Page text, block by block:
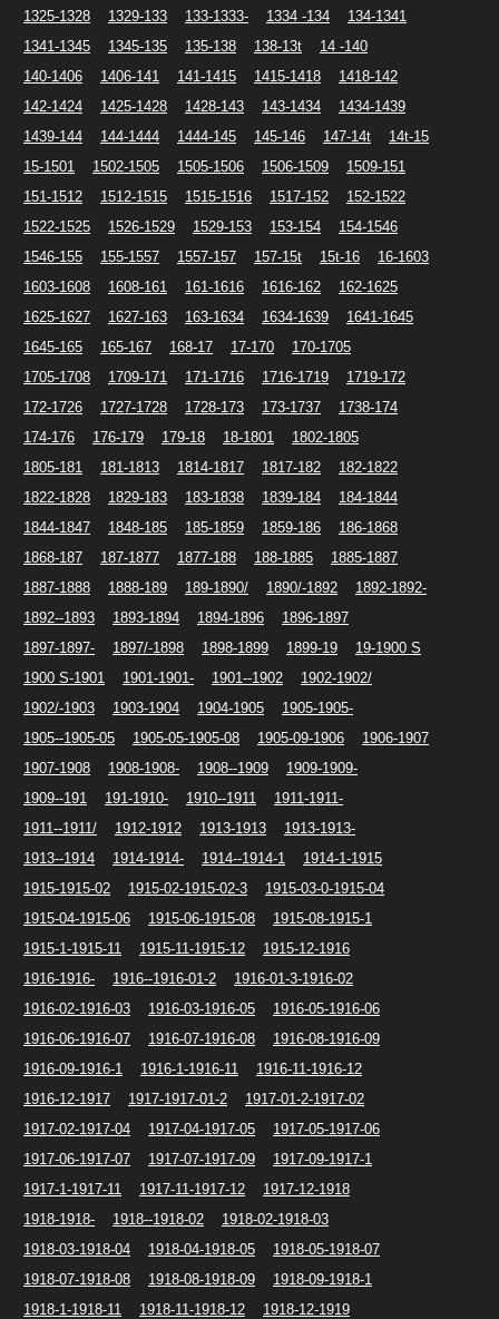
1325-1328
1329-133 133-1333- 1334 -134
134-1341
1341-1345
1345-135 135-138 138-13t
14 -140
140-1406
1406-141 141-1415 1415-1418
1418-142
142-1424
1425-1428 1428-143 143-1434
1434-1439
1439-144
144-1444 1444-145 145-146 147-14t
14t-15
15-1501
1502-1505 1505-1506 1506-1509
1509-151
151-1512
1512-1515 1515-1516 1517-152
152-1522
1522-1525
1526-1529 1529-153 153-154
154-1546
1546-155
155-1557 1557-157 157-15t 15t-16
16-1603
1603-1608
1608-161 161-1616 1616-162
162-1625
1625-1627
1627-163 163-1634 1634-1639
1641-1645
1645-165
165-167 168-17 17-170
170-1705
1705-1708
1709-171 171-1716 1716-1719
1719-172
172-1726
1727-1728 1728-173 173-1737
1738-174
174-176
176-179 179-18 18-1801
1802-1805
1805-181
181-1813 1814-1817 1817-182
182-1822
1822-1828
1829-183 183-1838 1839-184
184-1844
1844-1847
1848-185 185-1859 1859-186
186-1868
1868-187
187-1877 1877-188 188-1885
1885-1887
1887-1888
1888-189 189-1890/ 1890/-1892
1892-1892-
1892--1893
1893-1894 1894-1896
1896-1897
1897-1897-
1897/-1898 1898-1899 1899-19
19-1900 S
1900 S-1901
1901-1901- 1901--1902
1902-1902/
1902/-1903
1903-1904 1904-1905
1905-1905-
1905--1905-05
1905-05-1905-08 1905-09-1906
1906-1907
1907-1908
1908-1908- 1908--1909
1909-1909-
1909--191
191-1910- 1910--1911
1911-1911-
1911--1911/
1912-1912 1913-1913
1913-1913-
1913--1914
1914-1914- 1914--1914-1
1914-1-1915
1915-1915-02
1915-02-1915-02-3
1915-03-0-1915-04
1915-04-1915-06
1915-06-1915-08
1915-08-1915-1
1915-1-1915-11
1915-11-1915-12
1915-12-1916
1916-1916-
1916--1916-01-2
1916-01-3-1916-02
1916-02-1916-03
1916-03-1916-05
1916-05-1916-06
1916-06-1916-07
1916-07-1916-08
1916-08-1916-09
1916-09-1916-1
1916-1-1916-11
1916-11-1916-12
1916-12-1917
1917-1917-01-2
1917-01-2-1917-02
1917-02-1917-04
1917-04-1917-05
1917-05-1917-06
1917-06-1917-07
1917-07-1917-09
1917-09-1917-1
1917-1-1917-11
1917-11-1917-12
1917-12-1918
1918-1918-
1918--1918-02
1918-02-1918-03
1918-03-1918-04
1918-04-1918-05
1918-05-1918-07
1918-07-1918-08
1918-08-1918-09
1918-09-1918-1
1918-1-1918-11
1918-11-1918-12
1918-12-1919